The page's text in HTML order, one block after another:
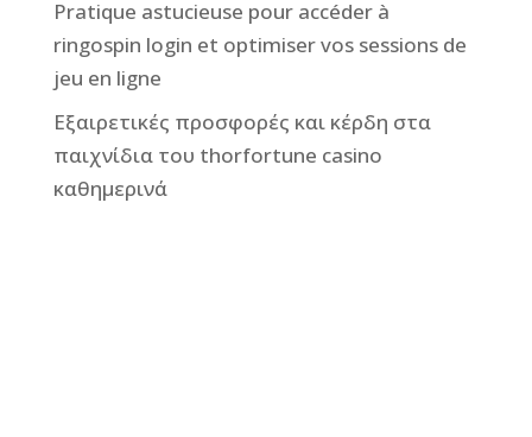
Pratique astucieuse pour accéder à
ringospin login et optimiser vos sessions de
jeu en ligne
Εξαιρετικές προσφορές και κέρδη στα
παιχνίδια του thorfortune casino
καθημερινά